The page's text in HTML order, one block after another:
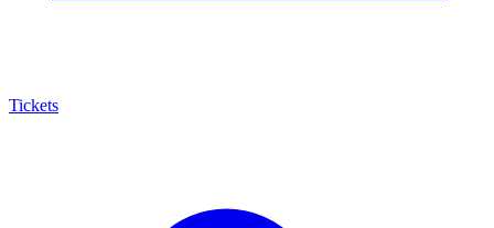
Tickets